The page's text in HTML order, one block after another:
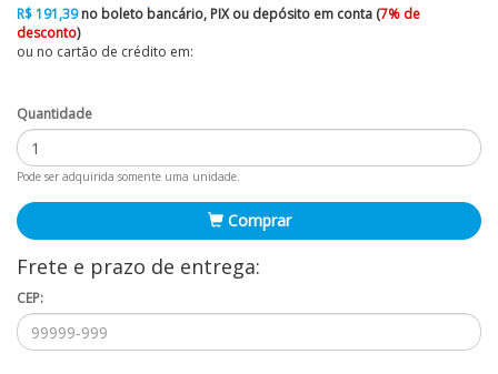
R$ 191,39no boleto bancário, PIX ou depósito em conta (7% de
desconto)
ou no cartão de crédito em:
Quantidade
Pode ser adquirida somente uma unidade.
Comprar
Frete e prazo de entrega:
CEP: